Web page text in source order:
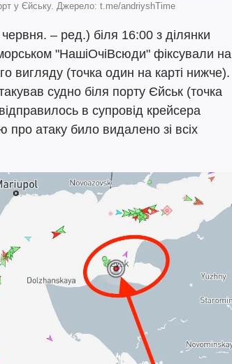
у Єйську. Джерело: t.me/andriyshTime
– ред.) біля 16:00 з ділянки
"НашіОчіВсюди" фіксували на
вигляду (точка один на карті нижче).
судно біля порту Єйськ (точка
в супровід крейсера
атаку било видалено зі всіх